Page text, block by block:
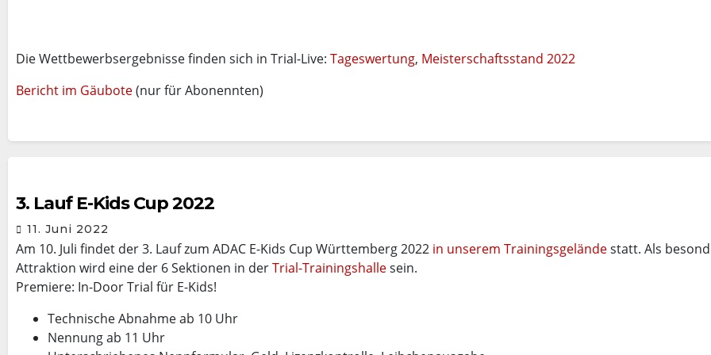
Die Wettbewerbsergebnisse finden sich in Trial-Live: Tageswertung, Meisterschaftsstand 2022
Bericht im Gäubote(nur für Abonennten)
3. Lauf E-Kids Cup 2022
11. Juni 2022
Am 10. Juli findet der 3. Lauf zum ADAC E-Kids Cup Württemberg 2022 in unserem Trainingsgeländestatt. Als
Attraktion wird eine der 6 Sektionen in derTrial-Trainingshallesein.
Premiere: In-Door Trial für E-Kids!
Technische Abnahme ab 10 Uhr
Nennung ab 11 Uhr